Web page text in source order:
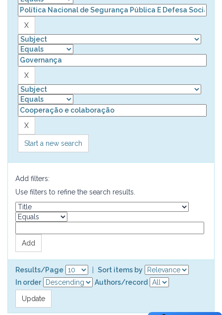
Start a new search
Add filters:
Use filters to refine the search results.
Results/Page
Sort items by
In order
Authors/record